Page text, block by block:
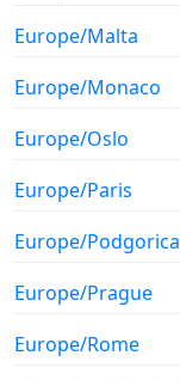
Europe/Malta
Europe/Monaco
Europe/Oslo
Europe/Paris
Europe/Podgorica
Europe/Prague
Europe/Rome